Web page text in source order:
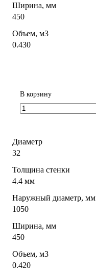
Ширина, мм
450
Объем, м3
0.430
В корзину
Диаметр
32
Толщина стенки
4.4 мм
Наружный диаметр, мм
1050
Ширина, мм
450
Объем, м3
0.420